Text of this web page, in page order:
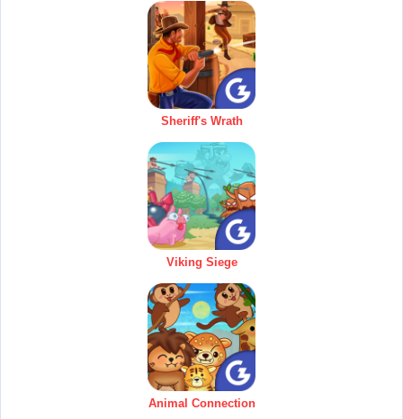
Sheriff's Wrath
Viking Siege
Animal Connection